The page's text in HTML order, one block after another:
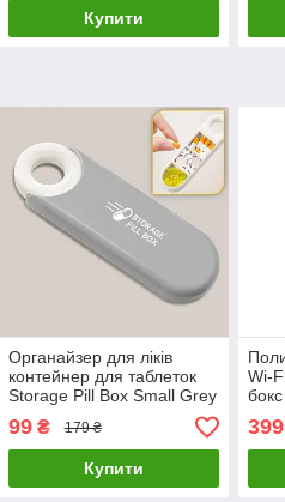
Купити
Органайзер для ліків
контейнер для таблеток
Storage Pill Box Small Grey
99₴ 179 ₴
Купити
Wi-
399